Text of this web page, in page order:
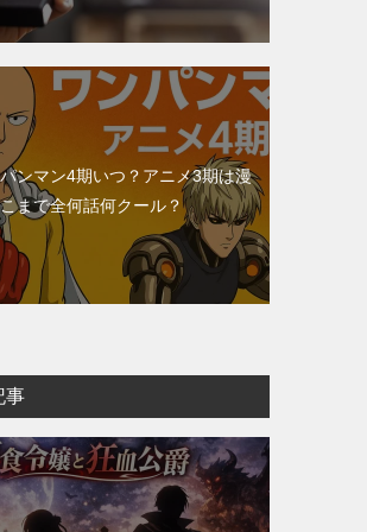
ンマン4期いつ？アニメ3期は漫
まで全何話何クール？
事